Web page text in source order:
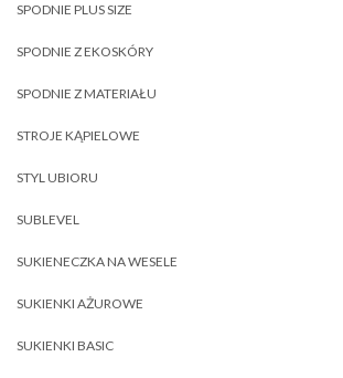
SPODNIE PLUS SIZE
SPODNIE Z EKOSKÓRY
SPODNIE Z MATERIAŁU
STROJE KĄPIELOWE
STYL UBIORU
SUBLEVEL
SUKIENECZKA NA WESELE
SUKIENKI AŻUROWE
SUKIENKI BASIC